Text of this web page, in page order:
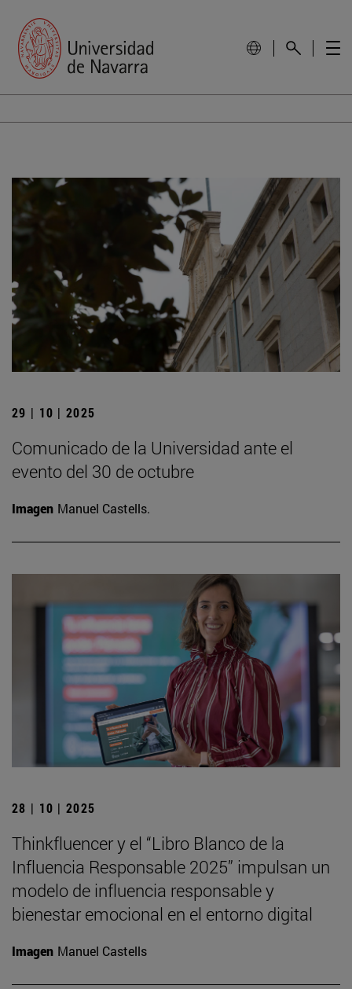
29 | 10 | 2025
Comunicado de la Universidad ante el
evento del 30 de octubre
Imagen Manuel Castells.
28 | 10 | 2025
Thinkfluencer y el “Libro Blanco de la
Influencia Responsable 2025” impulsan un
modelo de influencia responsable y
bienestar emocional en el entorno digital
Imagen Manuel Castells